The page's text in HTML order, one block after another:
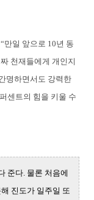
만일 앞으로 10년 동
천재들에게 개인지
명하면서도 강력한
센트의 힘을 키울 수
준다. 물론 처음에
진도가 일주일 또